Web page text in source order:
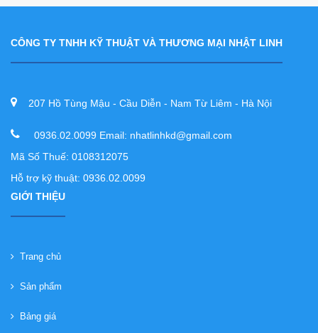
CÔNG TY TNHH KỸ THUẬT VÀ THƯƠNG MẠI NHẬT LINH
207 Hồ Tùng Mậu - Cầu Diễn - Nam Từ Liêm - Hà Nội
0936.02.0099 Email: nhatlinhkd@gmail.com
Mã Số Thuế: 0108312075
Hỗ trợ kỹ thuật: 0936.02.0099
GIỚI THIỆU
Trang chủ
Sản phẩm
Bảng giá